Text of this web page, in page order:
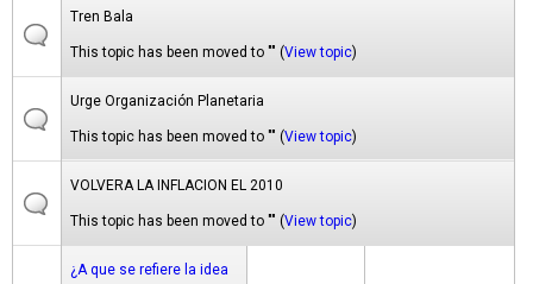
Tren Bala
This topic has been moved to "" (View topic)
Urge Organización Planetaria
This topic has been moved to "" (View topic)
VOLVERA LA INFLACION EL 2010
This topic has been moved to "" (View topic)
¿A que se refiere la idea